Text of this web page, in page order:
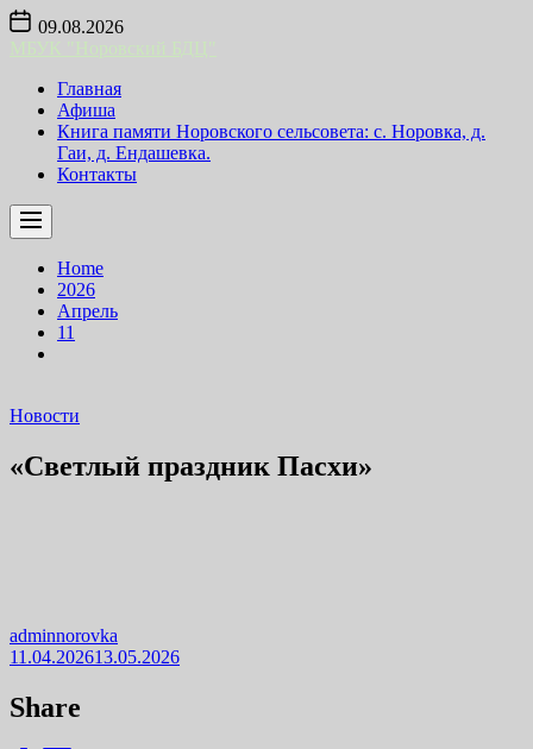
Skip
content
09.08.2026
Главная
Афиша
Книга памяти Норовского сельсовета: с. Норовка, д.
Гаи, д. Ендашевка.
Контакты
Home
2026
Апрель
11
Новости
«Светлый праздник Пасхи»
adminnorovka
11.04.202613.05.2026
Share